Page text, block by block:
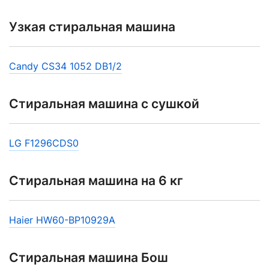
Узкая стиральная машина
Candy CS34 1052 DB1/2
Стиральная машина с сушкой
LG F1296CDS0
Стиральная машина на 6 кг
Haier HW60-BP10929A
Стиральная машина Бош